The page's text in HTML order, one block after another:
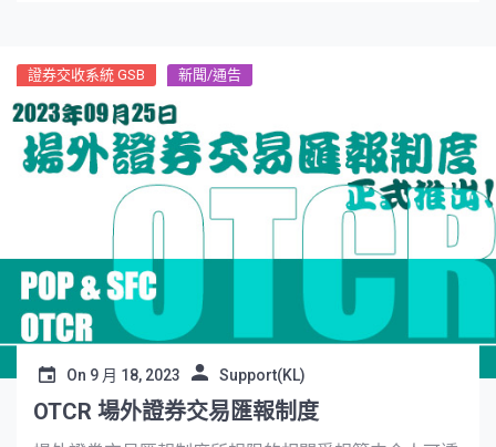
證券交收系統 GSB 新聞/通告
On 9 月 18, 2023 Support(KL)
OTCR 場外證券交易匯報制度